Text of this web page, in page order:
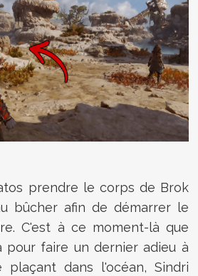
prendre le corps de Brok
bûcher afin de démarrer le
C'est à ce moment-là que
pour faire un dernier adieu à
dans l'océan, Sindri